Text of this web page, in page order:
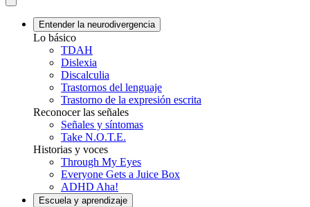
Entender la neurodivergencia
Lo básico
TDAH
Dislexia
Discalculia
Trastornos del lenguaje
Trastorno de la expresión escrita
Reconocer las señales
Señales y síntomas
Take N.O.T.E.
Historias y voces
Through My Eyes
Everyone Gets a Juice Box
ADHD Aha!
Escuela y aprendizaje